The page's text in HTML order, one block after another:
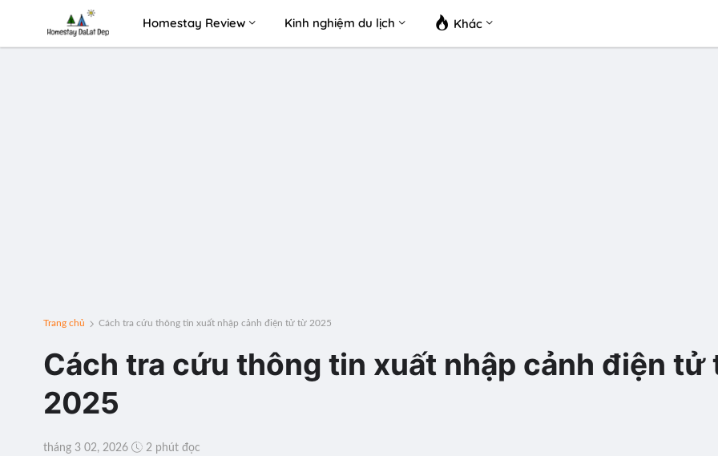
Homestay Review Kinh nghiệm du lịch Khác
Trang chủ Cách tra cứu thông tin xuất nhập cảnh điện tử từ 2025
Cách tra cứu thông tin xuất nhập cảnh điện tử
2025
tháng 3 02, 2026 2 phút đọc